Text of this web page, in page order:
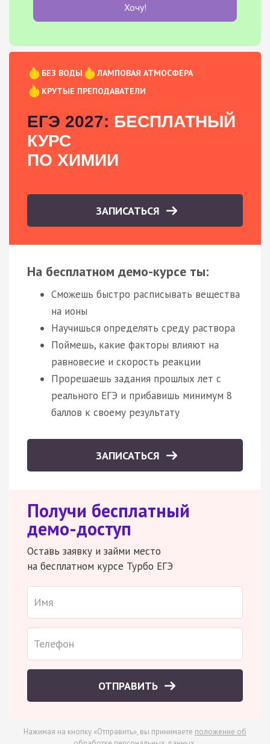
Хочу!
БЕЗ ВОДЫ
ЛАМПОВАЯ АТМОСФЕРА
КРУТЫЕ ПРЕПОДАВАТЕЛИ
ЕГЭ 2027: БЕСПЛАТНЫЙ
КУРС
ПО ХИМИИ
ЗАПИСАТЬСЯ
На бесплатном демо-курсе ты:
Сможешь быстро расписывать вещества
на ионы
Научишься определять среду раствора
Поймешь, какие факторы влияют на
равновесие и скорость реакции
Прорешаешь задания прошлых лет с
реального ЕГЭ и прибавишь минимум 8
баллов к своему результату
ЗАПИСАТЬСЯ
Получи бесплатный
демо-доступ
Оставь заявку и займи место
на бесплатном курсе Турбо ЕГЭ
ОТПРАВИТЬ
Нажимая на кнопку «Отправить», вы принимаете положение об